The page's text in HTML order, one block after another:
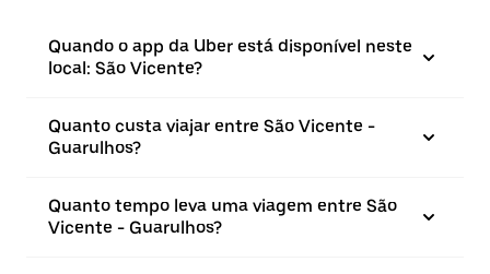
Quando o app da Uber está disponível neste
local: São Vicente?
Quanto custa viajar entre São Vicente -
Guarulhos?
Quanto tempo leva uma viagem entre São
Vicente - Guarulhos?